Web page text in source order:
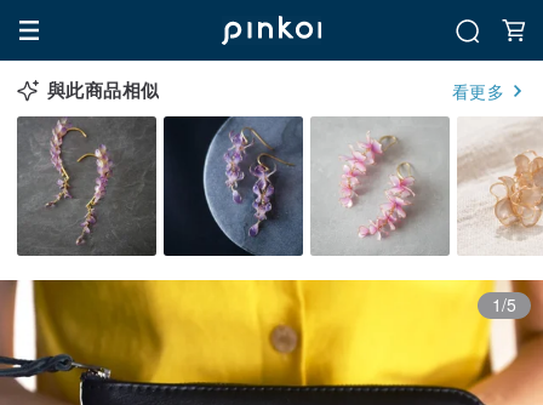
與此商品相似 看更多
1/5